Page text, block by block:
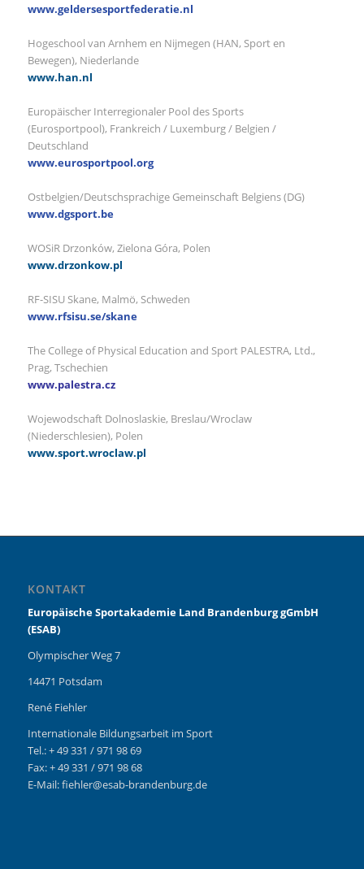
www.geldersesportfederatie.nl
Hogeschool van Arnhem en Nijmegen (HAN, Sport en
Bewegen), Niederlande
www.han.nl
Europäischer Interregionaler Pool des Sports
(Eurosportpool), Frankreich / Luxemburg / Belgien /
Deutschland
www.eurosportpool.org
Ostbelgien/Deutschsprachige Gemeinschaft Belgiens (DG)
www.dgsport.be
WOSiR Drzonków, Zielona Góra, Polen
www.drzonkow.pl
RF-SISU Skane, Malmö, Schweden
www.rfsisu.se/skane
The College of Physical Education and Sport PALESTRA, Ltd.,
Prag, Tschechien
www.palestra.cz
Wojewodschaft Dolnoslaskie, Breslau/Wroclaw
(Niederschlesien), Polen
www.sport.wroclaw.pl
KONTAKT
Europäische Sportakademie Land Brandenburg gGmbH
(ESAB)
Olympischer Weg 7
14471 Potsdam
René Fiehler
Internationale Bildungsarbeit im Sport
Tel.: + 49 331 / 971 98 69
Fax: + 49 331 / 971 98 68
E-Mail: fiehler@esab-brandenburg.de